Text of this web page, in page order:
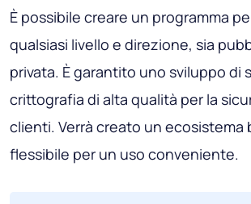
È possibile creare un programma
qualsiasi livello e direzione, sia
privata. È garantito uno sviluppo di
crittografia di alta qualità per la
clienti. Verrà creato un ecosistema
flessibile per un uso conveniente.